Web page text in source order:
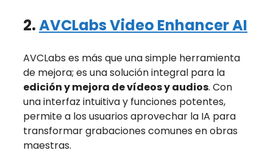
2.AVCLabs Video Enhancer AI
AVCLabs es más que una simple herramienta
de mejora; es una solución integral para la
edición y mejora de vídeos y audios. Con
una interfaz intuitiva y funciones potentes,
permite a los usuarios aprovechar la IA para
transformar grabaciones comunes en obras
maestras.